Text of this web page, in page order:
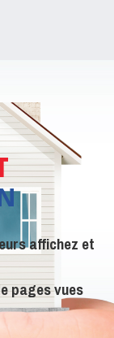
affichez et
pages vues